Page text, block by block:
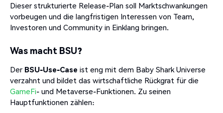
Dieser strukturierte Release-Plan soll Marktschwankungen
vorbeugen und die langfristigen Interessen von Team,
Investoren und Community in Einklang bringen.
Was macht BSU?
Der BSU-Use-Case ist eng mit dem Baby Shark Universe
verzahnt und bildet das wirtschaftliche Rückgrat für die
GameFi- und Metaverse-Funktionen. Zu seinen
Hauptfunktionen zählen: